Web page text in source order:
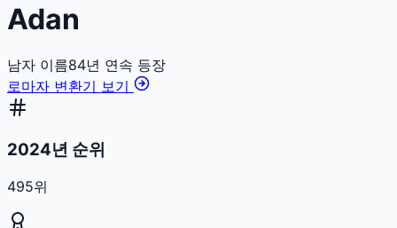
Adan
남자 이름84년 연속 등장
로마자 변환기 보기
2024년 순위
495위